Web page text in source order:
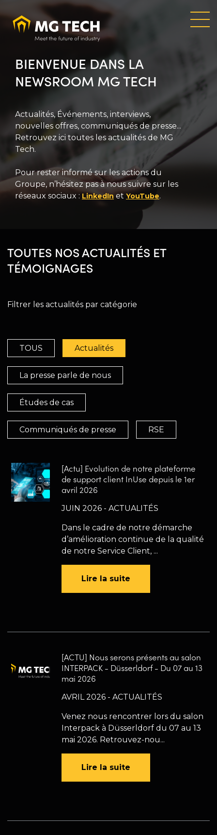
au
contenu
BIENVENUE DANS LA
NEWSROOM MG TECH
Actualités, Événements, interviews,
nouvelles offres, communiqués de presse...
Retrouvez ici toutes les actualités de MG
Tech.
Pour rester informé sur les actions du
Groupe, n’hésitez pas à nous suivre sur les
réseaux sociaux : LinkedInet YouTube.
TOUTES NOS ACTUALITÉS ET
TÉMOIGNAGES
Filtrer les actualités par catégorie
TOUS Actualités
La presse parle de nous
Études de cas
Communiqués de presse RSE
[Actu] Evolution de notre plateforme
de support client InUse depuis le 1er
avril 2026
JUIN 2026 - ACTUALITÉS
Dans le cadre de notre démarche
d’amélioration continue de la qualité
de notre Service Client, ...
Lire la suite
[ACTU] Nous serons présents au salon
INTERPACK - Düsserldorf - Du 07 au 13
mai 2026
AVRIL 2026 - ACTUALITÉS
Venez nous rencontrer lors du salon
Interpack à Düsserldorf du 07 au 13
mai 2026. Retrouvez-nou...
Lire la suite